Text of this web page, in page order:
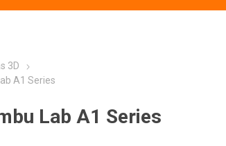
3D
A1 Series
Lab A1 Series